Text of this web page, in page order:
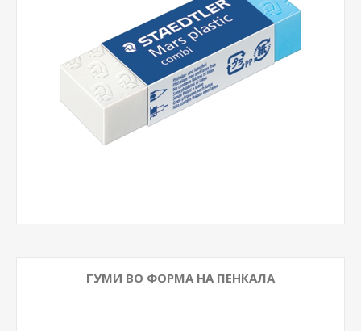
ГУМИ ВО ФОРМА НА ПЕНКАЛА